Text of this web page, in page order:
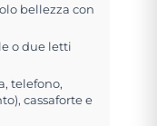
bellezza con
o due letti
telefono,
cassaforte e